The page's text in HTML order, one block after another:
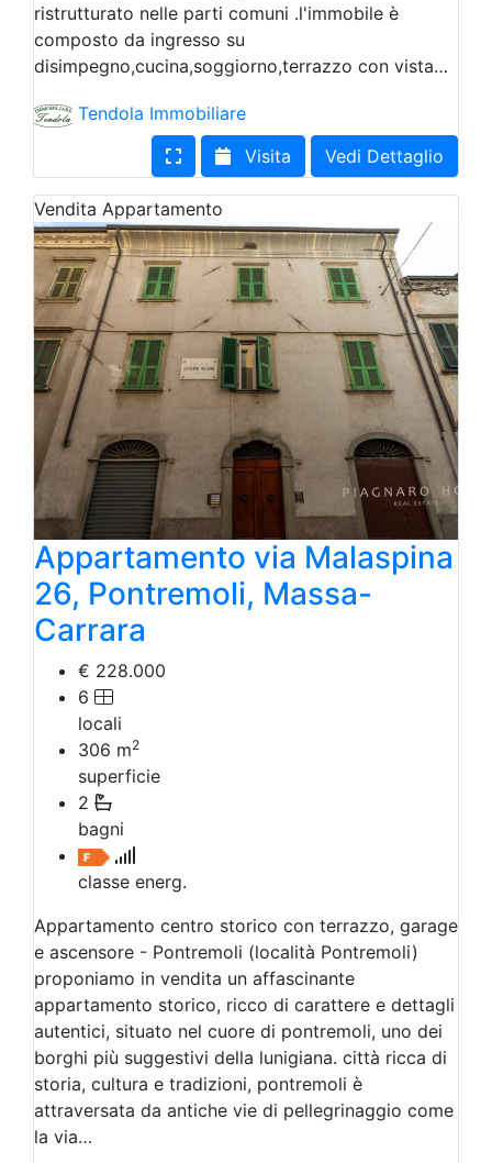
ristrutturato nelle parti comuni .l'immobile è
composto da ingresso su
disimpegno,cucina,soggiorno,terrazzo con vista…
Tendola Immobiliare
Visita
Vedi Dettaglio
Vendita Appartamento
Appartamento via Malaspina
26, Pontremoli, Massa-
Carrara
€ 228.000
6
locali
306 m2
superficie
2
bagni
classe energ.
Appartamento centro storico con terrazzo, garage
e ascensore - Pontremoli (località Pontremoli)
proponiamo in vendita un affascinante
appartamento storico, ricco di carattere e dettagli
autentici, situato nel cuore di pontremoli, uno dei
borghi più suggestivi della lunigiana. città ricca di
storia, cultura e tradizioni, pontremoli è
attraversata da antiche vie di pellegrinaggio come
la via…